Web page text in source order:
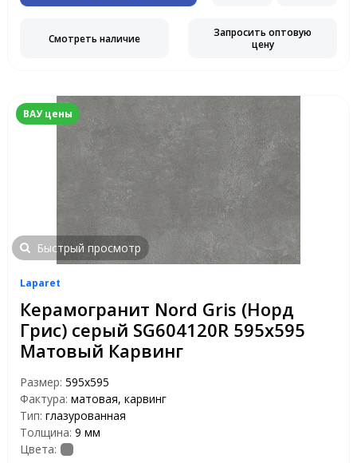
Смотреть наличие
Запросить оптовую
цену
ВАУ цены
Быстрый просмотр
Laparet
Керамогранит Nord Gris (Норд
Грис) серый SG604120R 595x595
Матовый Карвинг
Размер: 595x595
Фактура: матовая, карвинг
Тип: глазурованная
Толщина: 9 мм
Цвета: